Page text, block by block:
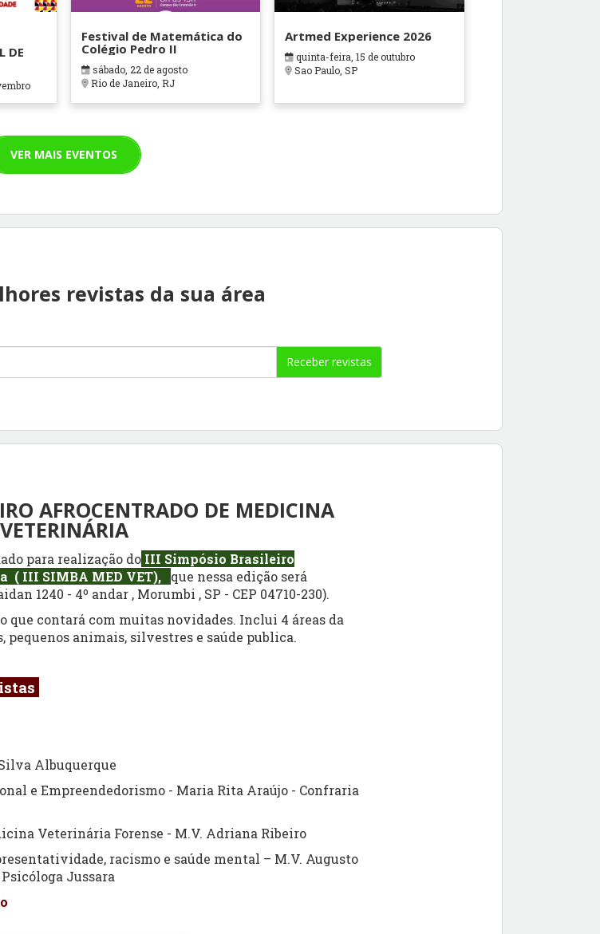
DE
E
Festival de Matemática do
Colégio Pedro II
sábado, 22 de agosto
Rio de Janeiro, RJ
Artmed Experience 2026
quinta-feira, 15 de outubro
Sao Paulo, SP
VER MAIS EVENTOS
revistas da sua área
Receber revistas
AFROCENTRADO DE MEDICINA
VETERINÁRIA
para realização do III Simpósio Brasileiro
( III SIMBA MED VET),
que nessa edição será
1240 - 4º andar , Morumbi , SP - CEP 04710-230).
que contará com muitas novidades. Inclui 4 áreas da
animais, silvestres e saúde publica.
Albuquerque
e Empreendedorismo - Maria Rita Araújo - Confraria
Veterinária Forense - M.V. Adriana Ribeiro
racismo e saúde mental – M.V. Augusto
Jussara